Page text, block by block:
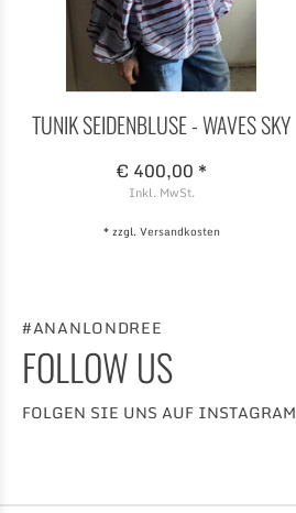
TUNIK SEIDENBLUSE - WAVES SKY
€ 400,00 *
Inkl. MwSt.
* zzgl.Versandkosten
#ANANLONDREE
FOLLOW US
FOLGEN SIE UNS AUF INSTAGRAM